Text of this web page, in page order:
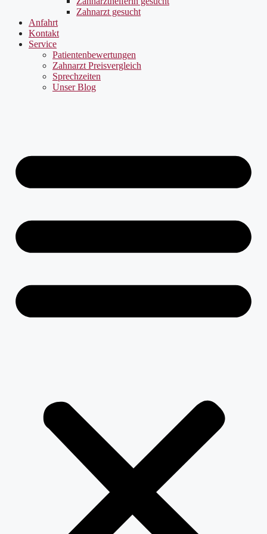
Zahnarzt gesucht
Anfahrt
Kontakt
Service
Patientenbewertungen
Zahnarzt Preisvergleich
Sprechzeiten
Unser Blog